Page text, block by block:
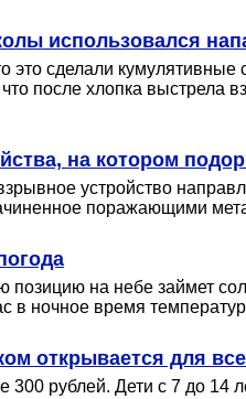
использовался
это сделали
после хлопка выстрела
на котором
устройство
поражающими
на небе займет
в ночное время
открывается для
рублей. Дети с 7 до 14